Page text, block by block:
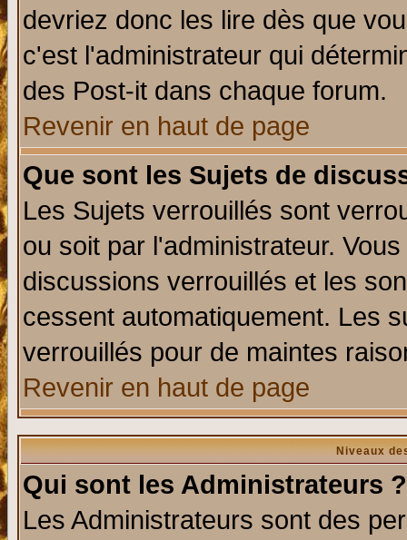
devriez donc les lire dès que
c'est l'administrateur qui
des Post-it dans chaque forum.
Revenir en haut de page
Que sont les Sujets de
Les Sujets verrouillés sont
ou soit par l'administrateur.
discussions verrouillés et les
cessent automatiquement. Les
verrouillés pour de maintes
Revenir en haut de page
Niveaux
Qui sont les Administrateurs ?
Les Administrateurs sont des